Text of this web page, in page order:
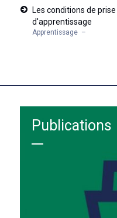
Les conditions de
d'apprentissage
Apprentissage
Publications